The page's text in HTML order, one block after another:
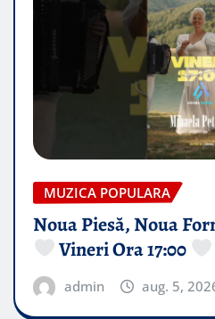
MUZICA POPULARA
Noua Piesă, Noua
Vineri Ora 17:00
admin aug. 5,